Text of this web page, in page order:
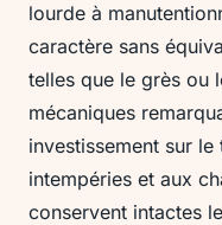
lourde à
caractère sans
telles que le grès ou
mécaniques
investissement sur
intempéries et aux
conservent intactes